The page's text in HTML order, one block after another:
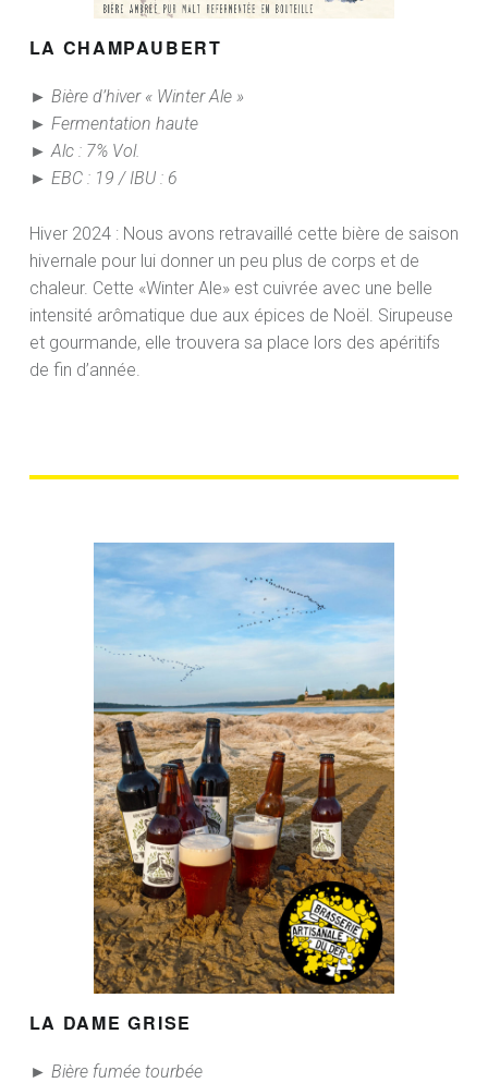
LA CHAMPAUBERT
► Bière d’hiver « Winter Ale »
► Fermentation haute
► Alc : 7% Vol.
► EBC : 19 / IBU : 6
Hiver 2024 : Nous avons retravaillé cette bière de saison
hivernale pour lui donner un peu plus de corps et de
chaleur. Cette «Winter Ale» est cuivrée avec une belle
intensité arômatique due aux épices de Noël. Sirupeuse
et gourmande, elle trouvera sa place lors des apéritifs
de fin d’année.
LA DAME GRISE
► Bière fumée tourbée